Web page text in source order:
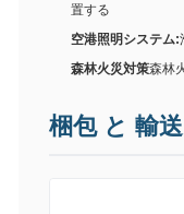
置する
空港照明システム:
森林火災対策森林
梱包 と 輸送